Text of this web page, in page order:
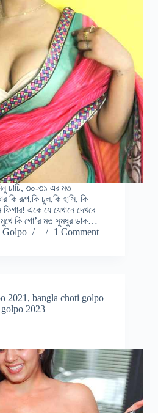
চাচি, ৩০-৩১ এর মত
কি রূপ,কি চুল,কি হাসি, কি
একে যে যেখানে দেখবে
কি গো’র মত সুমধুর ডাক…
Golpo
1 Comment
2021 , bangla choti golpo
2023